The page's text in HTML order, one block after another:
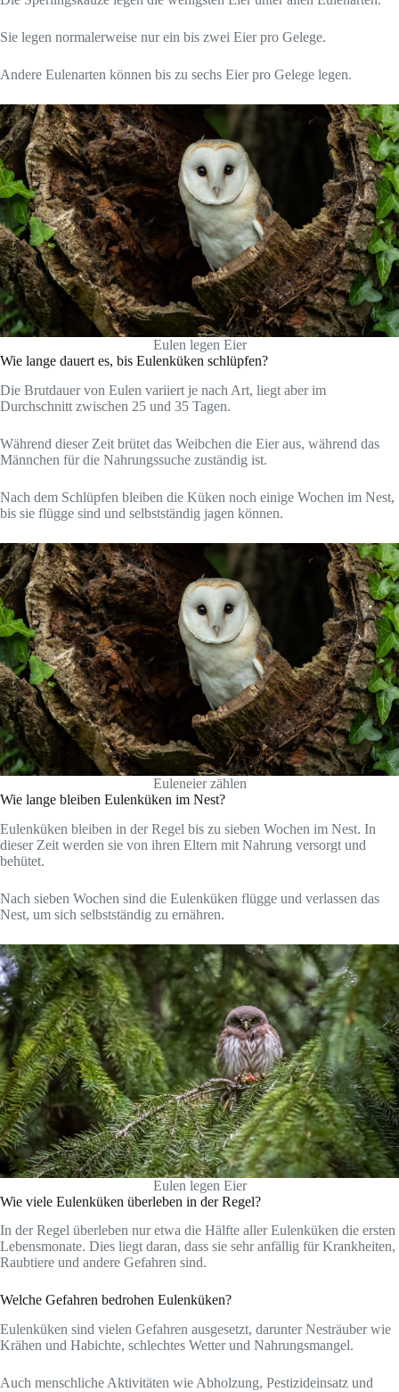
Sie legen normalerweise nur ein bis zwei Eier pro Gelege.
Andere Eulenarten können bis zu sechs Eier pro Gelege legen.
Eulen legen Eier
Wie lange dauert es, bis Eulenküken schlüpfen?
Die Brutdauer von Eulen variiert je nach Art, liegt aber im
Durchschnitt zwischen 25 und 35 Tagen.
Während dieser Zeit brütet das Weibchen die Eier aus, während das
Männchen für die Nahrungssuche zuständig ist.
Nach dem Schlüpfen bleiben die Küken noch einige Wochen im Nest,
bis sie flügge sind und selbstständig jagen können.
Euleneier zählen
Wie lange bleiben Eulenküken im Nest?
Eulenküken bleiben in der Regel bis zu sieben Wochen im Nest. In
dieser Zeit werden sie von ihren Eltern mit Nahrung versorgt und
behütet.
Nach sieben Wochen sind die Eulenküken flügge und verlassen das
Nest, um sich selbstständig zu ernähren.
Eulen legen Eier
Wie viele Eulenküken überleben in der Regel?
In der Regel überleben nur etwa die Hälfte aller Eulenküken die ersten
Lebensmonate. Dies liegt daran, dass sie sehr anfällig für Krankheiten,
Raubtiere und andere Gefahren sind.
Welche Gefahren bedrohen Eulenküken?
Eulenküken sind vielen Gefahren ausgesetzt, darunter Nesträuber wie
Krähen und Habichte, schlechtes Wetter und Nahrungsmangel.
Auch menschliche Aktivitäten wie Abholzung, Pestizideinsatz und